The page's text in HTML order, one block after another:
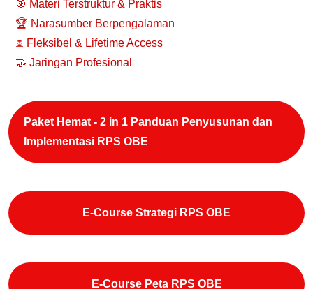
🎯 Materi Terstruktur & Praktis
🏆 Narasumber Berpengalaman
⏳ Fleksibel & Lifetime Access
🤝 Jaringan Profesional
Paket Hemat - 2 in 1 Panduan Penyusunan dan
Implementasi RPS OBE
E-Course Strategi RPS OBE
E-Course Peta RPS OBE